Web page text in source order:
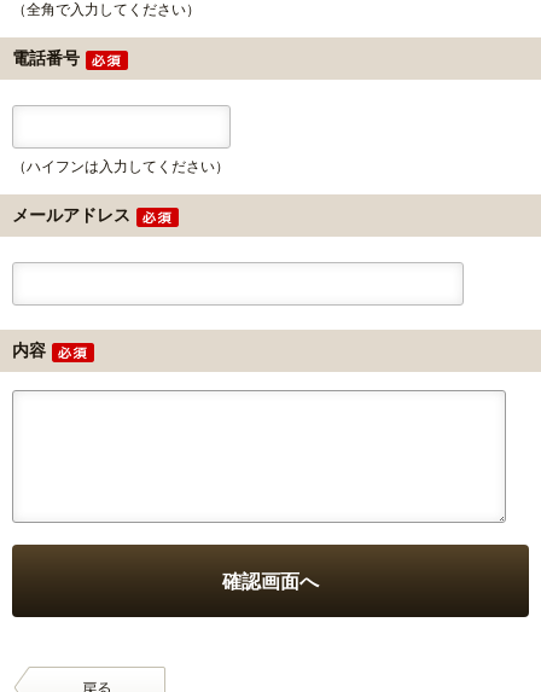
（全角で入力してください）
電話番号
（ハイフンは入力してください）
メールアドレス
内容